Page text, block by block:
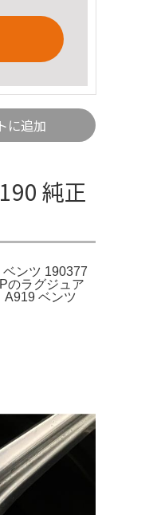
に追加
純正
ンツ 190377
のラグジュア
A919 ベンツ